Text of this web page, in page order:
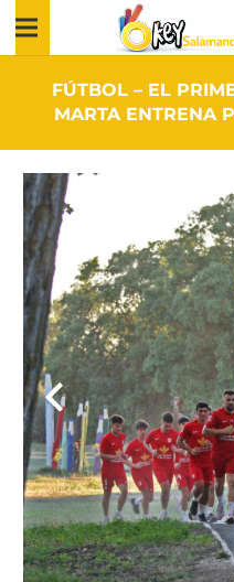
FÚTBOL – EL
MARTA ENTRENA